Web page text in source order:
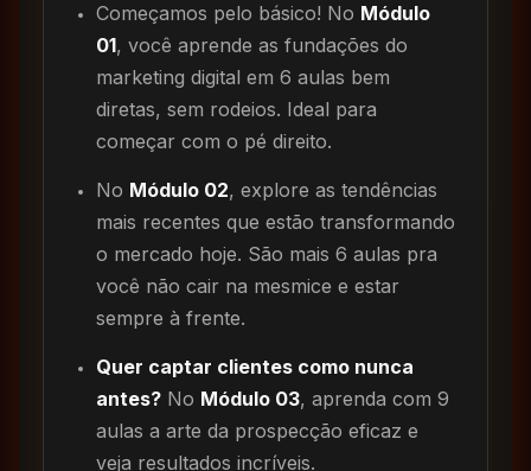
Começamos pelo básico! No Módulo
01, você aprende as fundações do
marketing digital em 6 aulas bem
diretas, sem rodeios. Ideal para
começar com o pé direito.
No Módulo 02, explore as tendências
mais recentes que estão transformando
o mercado hoje. São mais 6 aulas pra
você não cair na mesmice e estar
sempre à frente.
Quer captar clientes como nunca
antes? No Módulo 03, aprenda com 9
aulas a arte da prospecção eficaz e
veja resultados incríveis.